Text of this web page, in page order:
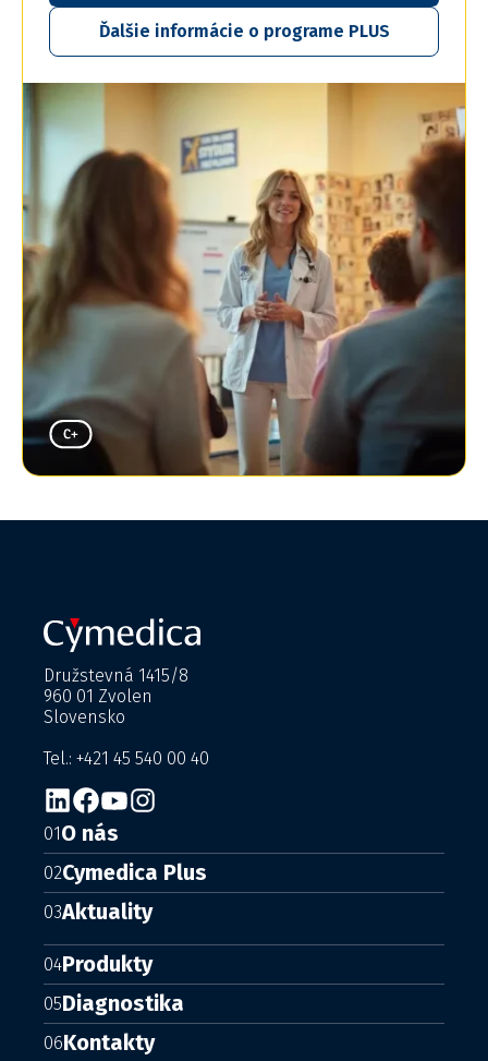
Ďalšie informácie o programe PLUS
Družstevná 1415/8
960 01 Zvolen
Slovensko
Tel.: +421 45 540 00 40
01O nás
02Cymedica Plus
03Aktuality
04Produkty
05Diagnostika
06Kontakty